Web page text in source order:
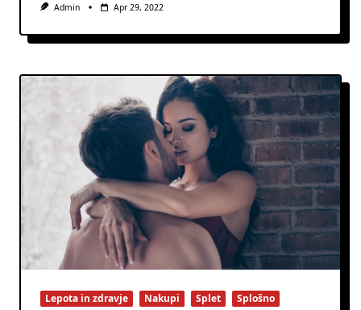
Admin Apr 29, 2022
Lepota in zdravje Nakupi Splet
Splošno